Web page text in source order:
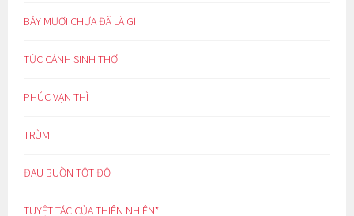
BẢY MƯƠI CHƯA ĐÃ LÀ GÌ
TỨC CẢNH SINH THƠ
PHÚC VẠN THÌ
TRÙM
ĐAU BUỒN TỘT ĐỘ
TUYỆT TÁC CỦA THIÊN NHIÊN*